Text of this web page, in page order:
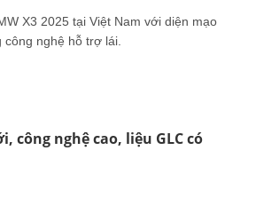
X3 2025 tại Việt Nam với diện mạo
nghệ hỗ trợ lái.
công nghệ cao, liệu GLC có